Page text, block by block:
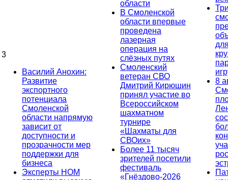
3
Василий Анохин:
Развитие
экспортного
потенциала
Смоленской
области напрямую
зависит от
доступности и
прозрачности мер
поддержки для
бизнеса
Эксперты НОМ
области
В Смоленской
области впервые
проведена
лазерная
операция на
слёзных путях
Смоленский
ветеран СВО
Дмитрий Кирюшин
принял участие во
Всероссийском
шахматном
турнире
«Шахматы для
СВОих»
Более 11 тысяч
зрителей посетили
фестиваль
«Гнёздово-2026
8